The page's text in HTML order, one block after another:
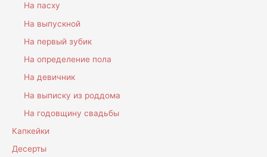
На пасху
На выпускной
На первый зубик
На определение пола
На девичник
На выписку из роддома
На годовщину свадьбы
Капкейки
Десерты